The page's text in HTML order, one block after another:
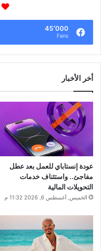
45٬000
Fans
أخر الأخبار
عودة إنستاباي للعمل بعد عطل
مفاجئ.. واستئناف خدمات
التحويلات المالية
الخميس, أغسطس 6, 2026 11:32 م